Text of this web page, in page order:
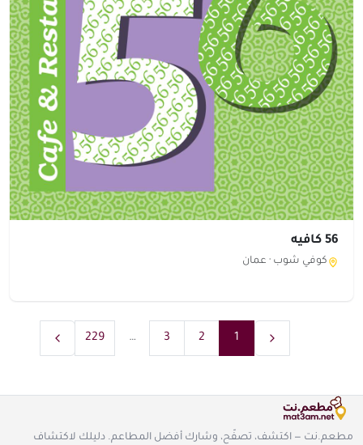
56 كافيه
كوفي شوب · عمان
1
2
3
…
229
مطعم.نت — اكتشف، تصفّح، وشارك أفضل المطاعم. دليلك لاكتشاف